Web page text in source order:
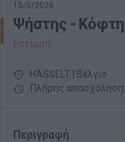
15/5/2026
Ψήστης -
Εστίαση
HASSELT | Βέλγιο
Πλήρης απασχόληση
Περιγραφή